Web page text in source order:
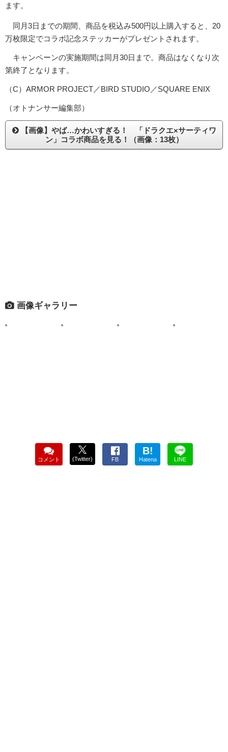
ます。
同月3日までの期間、商品を税込み500円以上購入すると、20
万枚限定でコラボ記念ステッカーがプレゼントされます。
キャンペーンの実施期間は同月30日まで。商品はなくなり次
第終了となります。
（C）ARMOR PROJECT／BIRD STUDIO／SQUARE ENIX
（オトナンサー編集部）
【画像】やば…かわいすぎる！ 「ドラクエ×サーティワ
ン」コラボ商品を見る！（画像：13枚）
画像ギャラリー
コメント (Twitter) FB
B!
Hatena LINE